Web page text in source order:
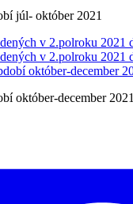
júl- október 2021
október-december 2021